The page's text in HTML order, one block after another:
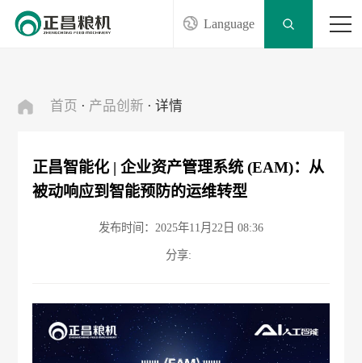
Language
首页 · 产品创新 · 详情
正昌智能化 | 企业资产管理系统 (EAM)：从
被动响应到智能预防的运维转型
发布时间：2025年11月22日 08:36
分享: